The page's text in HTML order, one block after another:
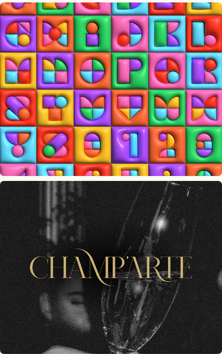
36 Days of Type 2023
Champ'Arte